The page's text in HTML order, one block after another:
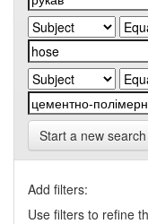
Start a new search
Add filters:
Use filters to refine